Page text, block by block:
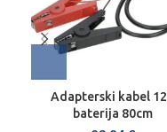
Adapterski kabel
baterija 80cm